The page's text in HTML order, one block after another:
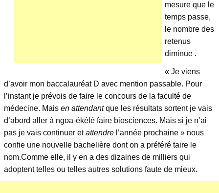
mesure que le
temps passe,
le nombre des
retenus
diminue .
« Je viens
d’avoir mon baccalauréat D avec mention passable. Pour
l’instant je prévois de faire le concours de la faculté de
médecine. Mais en attendantque les résultats sortent je vais
d’abord aller à ngoa-ékélé faire biosciences. Mais si je n’ai
pas je vais continuer etattendre l’année prochaine » nous
confie une nouvelle bachelière dont on a préféré taire le
nom.Comme elle, il y en a des dizaines de milliers qui
adoptent telles ou telles autres solutions faute de mieux.